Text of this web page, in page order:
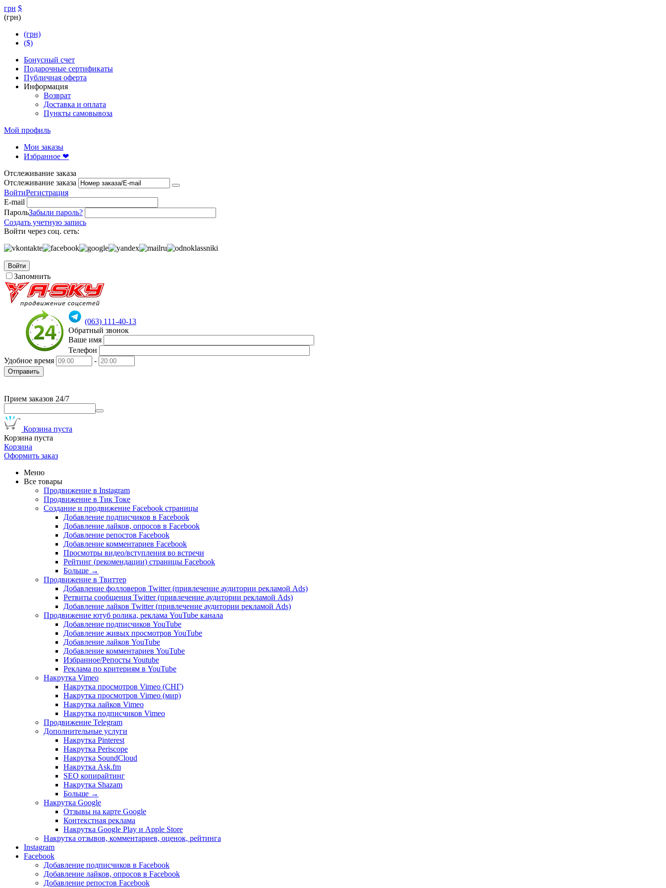
грн $
(грн)
(грн)
($)
Бонусный счет
Подарочные сертификаты
Публичная оферта
Информация
Возврат
Доставка и оплата
Пункты самовывоза
Мой профиль
Мои заказы
Избранное ❤
Отслеживание заказа
Отслеживание заказа
ВойтиРегистрация
E-mail
ПарольЗабыли пароль?
Создать учетную запись
Войти через соц. сеть:
Войти
Запомнить
(063) 111-40-13
Обратный звонок
Ваше имя
Телефон
Удобное время
-
Отправить
Прием заказов 24/7
Корзина пуста
Корзина пуста
Корзина
Оформить заказ
Меню
Все товары
Продвижение в Instagram
Продвижение в Тик Токе
Создание и продвижение Facebook страницы
Добавление подписчиков в Facebook
Добавление лайков, опросов в Facebook
Добавление репостов Facebook
Добавление комментариев Facebook
Просмотры видео/вступления во встречи
Рейтинг (рекомендации) страницы Facebook
Больше →
Продвижение в Твиттер
Добавление фолловеров Twitter (привлечение аудитории рекламой Ads)
Ретвиты сообщения Twitter (привлечение аудитории рекламой Ads)
Добавление лайков Twitter (привлечение аудитории рекламой Ads)
Продвижение ютуб ролика, реклама YouTube канала
Добавление подписчиков YouTube
Добавление живых просмотров YouTube
Добавление лайков YouTube
Добавление комментариев YouTube
Избранное/Репосты Youtube
Реклама по критериям в YouTube
Накрутка Vimeo
Накрутка просмотров Vimeo (СНГ)
Накрутка просмотров Vimeo (мир)
Накрутка лайков Vimeo
Накрутка подписчиков Vimeo
Продвижение Telegram
Дополнительные услуги
Накрутка Pinterest
Накрутка Periscope
Накрутка SoundCloud
Накрутка Ask.fm
SEO копирайтинг
Накрутка Shazam
Больше →
Накрутка Google
Отзывы на карте Google
Контекстная реклама
Накрутка Google Play и Apple Store
Накрутка отзывов, комментариев, оценок, рейтинга
Instagram
Facebook
Добавление подписчиков в Facebook
Добавление лайков, опросов в Facebook
Добавление репостов Facebook